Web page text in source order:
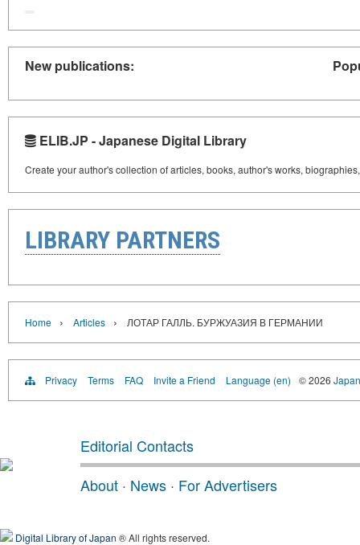
New publications:
ELIB.JP - Japanese Digital Library
Create your author's collection of articles, books, author's works,
LIBRARY PARTNERS
Home › Articles › ЛОТАР ГАЛЛЬ. БУРЖУАЗИЯ В ГЕРМАНИИ
Privacy Terms FAQ Invite a Friend Language (en) © 2026
Editorial Contacts
About · News · For Advertisers
Digital Library of Japan ® All rights reserved.